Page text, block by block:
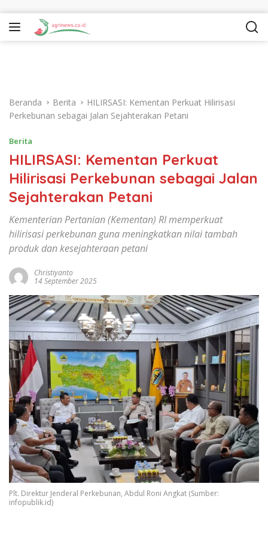
Beranda Berita
HILIRSASI: Kementan Perkuat Hilirisasi
Perkebunan sebagai Jalan Sejahterakan Petani
Berita
HILIRSASI: Kementan Perkuat
Hilirisasi Perkebunan sebagai Jalan
Sejahterakan Petani
Kementerian Pertanian (Kementan) RI memperkuat
hilirisasi perkebunan guna meningkatkan nilai tambah
produk dan kesejahteraan petani
Christiyanto
14 September 2025
Plt. Direktur Jenderal Perkebunan, Abdul Roni Angkat (Sumber:
infopublik.id)